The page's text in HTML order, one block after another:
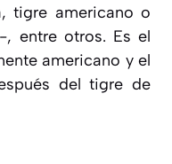
tigre americano o
, entre otros. Es el
americano y el
del tigre de